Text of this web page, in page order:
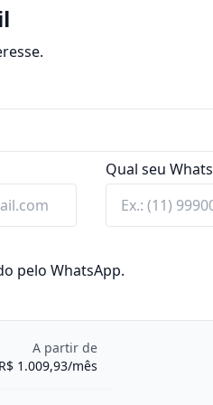
Qual seu
pelo WhatsApp.
A partir de
R$ 1.009,93/mês